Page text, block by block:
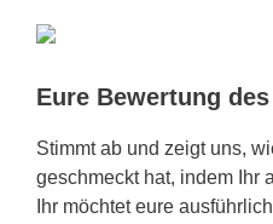
Eure Bewertung
Stimmt ab und zeigt uns,
geschmeckt hat, indem Ihr
Ihr möchtet eure